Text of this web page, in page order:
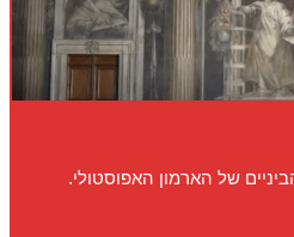
של הארמון האפוסטולי.